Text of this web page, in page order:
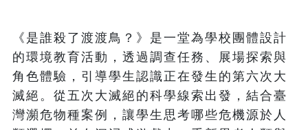
《是誰殺了渡渡鳥？》是一堂為學校團體設計
的環境教育活動，透過調查任務、展場探索與
角色體驗，引導學生認識正在發生的第六次大
滅絕。從五次大滅絕的科學線索出發，結合臺
灣瀕危物種案例，讓學生思考哪些危機源於人